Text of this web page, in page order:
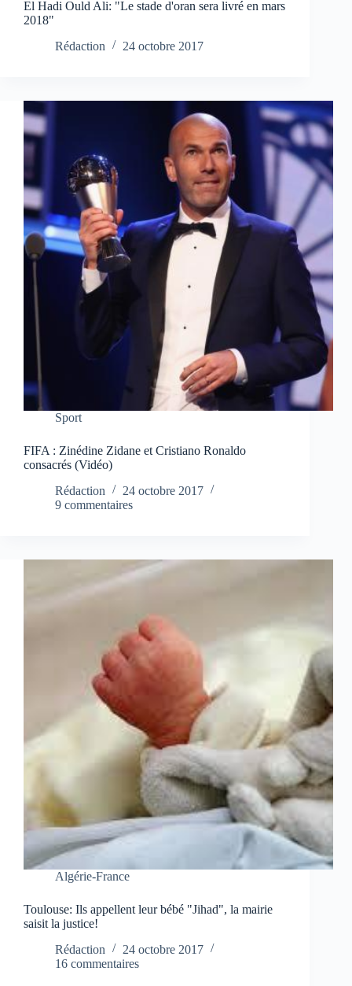
El Hadi Ould Ali: "Le stade d'oran sera livré en mars
2018"
Rédaction
24 octobre 2017
Sport
FIFA : Zinédine Zidane et Cristiano Ronaldo
consacrés (Vidéo)
Rédaction
24 octobre 2017
9 commentaires
Algérie-France
Toulouse: Ils appellent leur bébé "Jihad", la mairie
saisit la justice!
Rédaction
24 octobre 2017
16 commentaires